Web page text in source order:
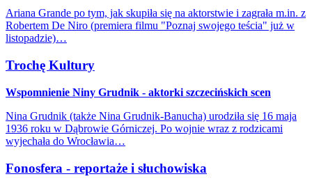
Ariana Grande po tym, jak skupiła się na aktorstwie i zagrała m.in. z
Robertem De Niro (premiera filmu "Poznaj swojego teścia" już w
listopadzie)…
Trochę Kultury
Wspomnienie Niny Grudnik - aktorki szczecińskich scen
Nina Grudnik (także Nina Grudnik-Banucha) urodziła się 16 maja
1936 roku w Dąbrowie Górniczej. Po wojnie wraz z rodzicami
wyjechała do Wrocławia…
Fonosfera - reportaże i słuchowiska